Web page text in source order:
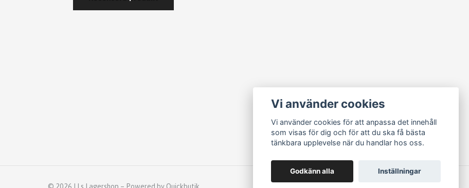
© 2026 LLs Lagershop – Powered by Quickbutik
Vi använder cookies
Vi använder cookies för att anpassa det innehåll
som visas för dig och för att du ska få bästa
tänkbara upplevelse när du handlar hos oss.
Godkänn alla Inställningar